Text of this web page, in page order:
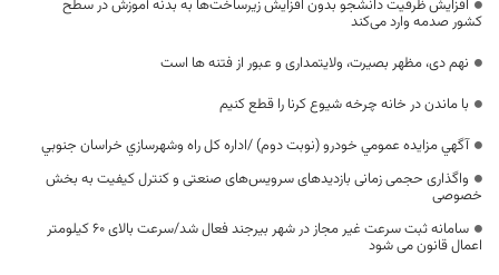
افزایش ظرفیت دانشجو بدون افزایش زیرساخت‌ها به بدنه آموزش در سطح
کشور صدمه وارد می‌کند
نهم دی، مظهر بصیرت، ولایتمداری و عبور از فتنه ها است
با ماندن در خانه چرخه شیوع کرنا را قطع کنیم
آگهي مزايده عمومي خودرو (نوبت دوم) /اداره كل راه وشهرسازي خراسان جنوبي
واگذاری حجمی زمانی بازدیدهای سرویس‌های صنعتی و کنترل کیفیت به بخش
خصوصی
سامانه ثبت سرعت غیر مجاز در شهر بیرجند فعال شد/سرعت بالای ۶۰ کیلومتر
اعمال قانون می شود